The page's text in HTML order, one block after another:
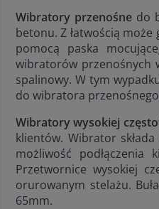
Wibratory przenośnedo
betonu. Z łatwością
pomocą paska
wibratorów przenośnych
spalinowy. W tym
do wibratora
Wibratory wysokiej
klientów. Wibrator
możliwość
Przetwornice wysokiej
orurowanym stelażu.
65mm.